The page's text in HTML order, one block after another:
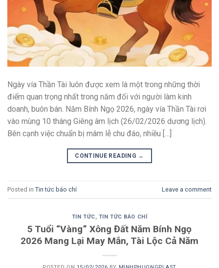
Ngày vía Thần Tài luôn được xem là một trong những thời
điểm quan trọng nhất trong năm đối với người làm kinh
doanh, buôn bán. Năm Bính Ngọ 2026, ngày vía Thần Tài rơi
vào mùng 10 tháng Giêng âm lịch (26/02/2026 dương lịch).
Bên cạnh việc chuẩn bị mâm lễ chu đáo, nhiều […]
CONTINUE READING →
Posted in Tin tức báo chí Leave a comment
TIN TỨC, TIN TỨC BÁO CHÍ
5 Tuổi “Vàng” Xông Đất Năm Bính Ngọ
2026 Mang Lại May Mắn, Tài Lộc Cả Năm